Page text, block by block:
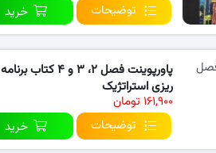
توضیحات
خرید
پاورپوینت فصل ۲، ۳ و ۴ کتاب برنامه
ریزی استراتژیک
۱۶۱,۹۰۰ تومان
توضیحات
خرید